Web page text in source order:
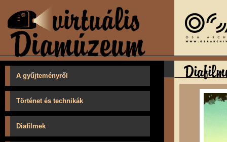
A gyűjteményről
Történet és technikák
Diafilmek